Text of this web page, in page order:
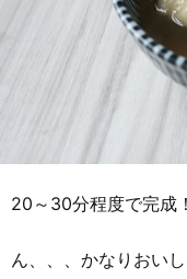
20～30分程度で完成！
ん、、、かなりおい